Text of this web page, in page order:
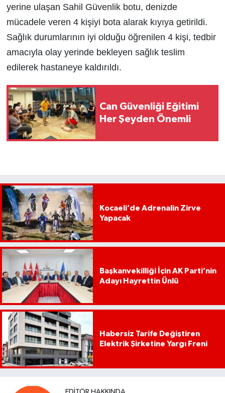
yerine ulaşan Sahil Güvenlik botu, denizde
mücadele veren 4 kişiyi bota alarak kıyıya getirildi.
Sağlık durumlarının iyi olduğu öğrenilen 4 kişi, tedbir
amacıyla olay yerinde bekleyen sağlık teslim
edilerek hastaneye kaldırıldı.
Can Güvenliği Eğitimi
Her Şeyden Önemli
Kocaeli’de Adrenalin Zirve
Yapacak
Başkanvekilliği İçin AK Parti’nin
Adayı Hayrettin Ünlü
Habersiz Tarife Değiştiren
Elektrik Şirketine Yargı Freni